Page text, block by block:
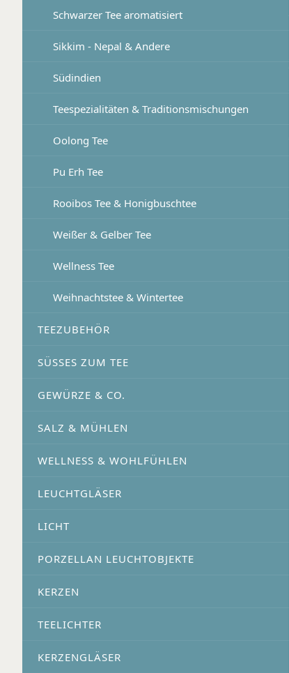
Schwarzer Tee aromatisiert
Sikkim - Nepal & Andere
Südindien
Teespezialitäten & Traditionsmischungen
Oolong Tee
Pu Erh Tee
Rooibos Tee & Honigbuschtee
Weißer & Gelber Tee
Wellness Tee
Weihnachtstee & Wintertee
TEEZUBEHÖR
SÜSSES ZUM TEE
GEWÜRZE & CO.
SALZ & MÜHLEN
WELLNESS & WOHLFÜHLEN
LEUCHTGLÄSER
LICHT
PORZELLAN LEUCHTOBJEKTE
KERZEN
TEELICHTER
KERZENGLÄSER